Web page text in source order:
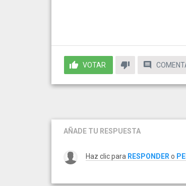
VOTAR
AÑADE TU RESPUESTA
Haz clic para RESPONDERo